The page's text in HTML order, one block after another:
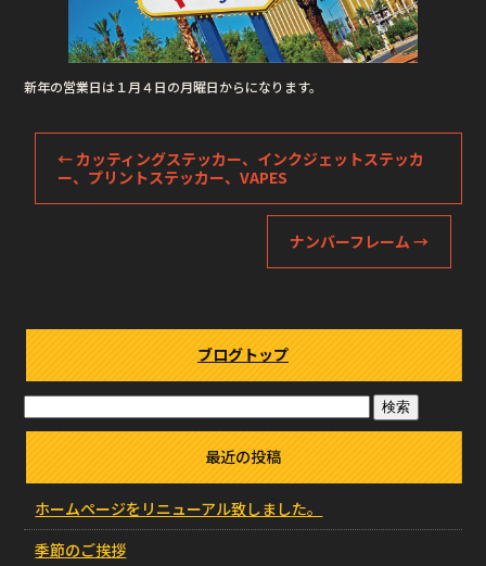
新年の営業日は１月４日の月曜日からになります。
← カッティングステッカー、インクジェットステッカ
ー、プリントステッカー、VAPES
ナンバーフレーム→
ブログトップ
最近の投稿
ホームページをリニューアル致しました。
季節のご挨拶